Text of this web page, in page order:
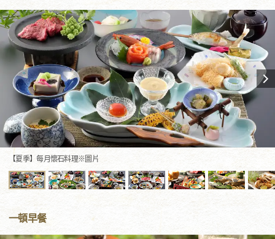
【夏季】每月懷石料理※圖片
一頓早餐